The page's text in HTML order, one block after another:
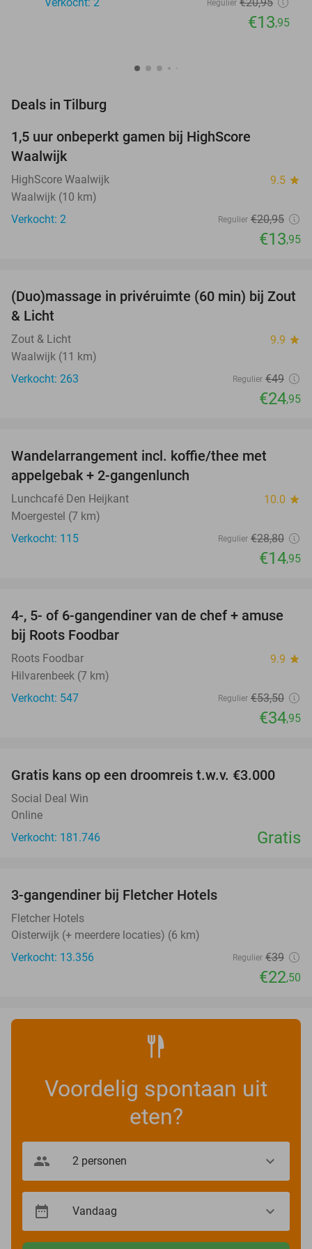
Regulier
€13,95
Deals in Tilburg
TODAY
1,5 uur onbeperkt gamen bij HighScore
Waalwijk
HighScore Waalwijk 9.5 star
Waalwijk (10 km)
Verkocht: 2
Regulier €20,95
€13,95
49%
(Duo)massage in privéruimte (60 min) bij Zout
& Licht
Zout & Licht 9.9 star
Waalwijk (11 km)
Verkocht: 263
Regulier €49
€24,95
Wandelarrangement incl. koffie/thee met
appelgebak + 2-gangenlunch
Lunchcafé Den Heijkant 10.0 star
Moergestel (7 km)
Verkocht: 115
Regulier €28,80
€14,95
35%
4-, 5- of 6-gangendiner van de chef + amuse
bij Roots Foodbar
Roots Foodbar 9.9 star
Hilvarenbeek (7 km)
Verkocht: 547
Regulier €53,50
€34,95
Gratis kans op een droomreis t.w.v. €3.000
Social Deal Win
Online
Verkocht: 181.746
Gratis
3-gangendiner bij Fletcher Hotels
Fletcher Hotels
Oisterwijk (+ meerdere locaties) (6 km)
Verkocht: 13.356
Regulier €39
€22,50
Voordelig spontaan uit
eten?